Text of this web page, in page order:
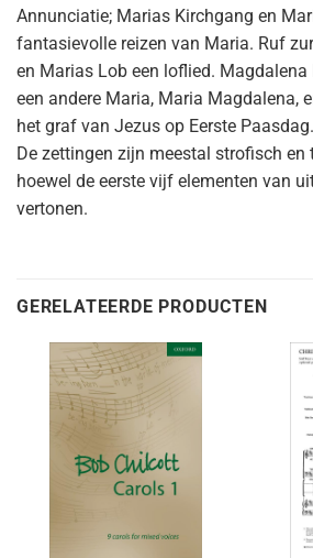
Annunciatie; Marias Kirchgang en
fantasievolle reizen van Maria. Ruf
en Marias Lob een loflied.
een andere Maria, Maria Magdalena,
het graf van Jezus op Eerste Paasdag.
De zettingen zijn meestal strofisch en
hoewel de eerste vijf elementen van
vertonen.
GERELATEERDE PRODUCTEN